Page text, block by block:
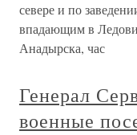
севере и по
впадающим в
Анадырска, час
Генерал
военные